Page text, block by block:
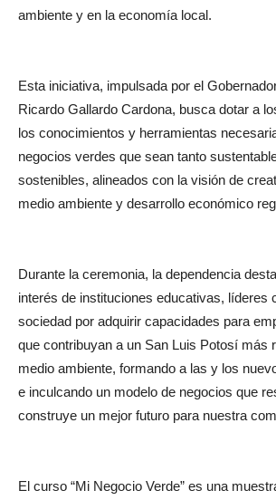
ambiente y en la economía local.
Esta iniciativa, impulsada por el
Ricardo Gallardo Cardona, busca dotar a
los conocimientos y herramientas
negocios verdes que sean tanto
sostenibles, alineados con la visión de
medio ambiente y desarrollo económico
Durante la ceremonia, la dependencia
interés de instituciones educativas, líderes
sociedad por adquirir capacidades para
que contribuyan a un San Luis Potosí más
medio ambiente, formando a las y los
e inculcando un modelo de negocios que
construye un mejor futuro para nuestra
El curso “Mi Negocio Verde” es una